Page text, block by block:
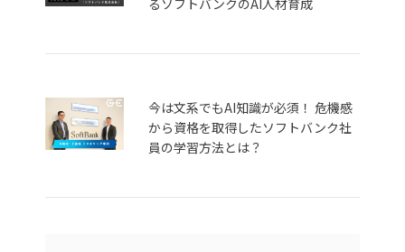
るソフトバンクのAI人材育成
今は文系でもAI知識が必須！ 危機感
から資格を取得したソフトバンク社
員の学習方法とは？